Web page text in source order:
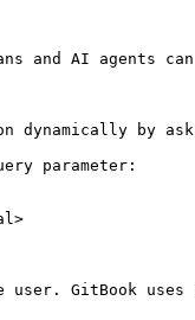
and AI agents
by
parameter:
GitBook